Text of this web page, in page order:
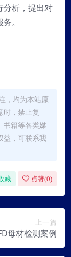
分析，提出对
。
，均为本站原
时，禁止复
书籍等各类媒
益，可联系我
藏 点赞(0)
上一篇
母材检测案例